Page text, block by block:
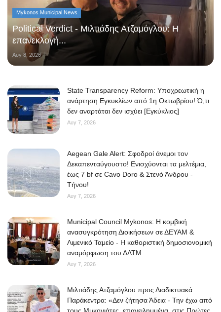
Mykonos Municipal News
Political Verdict - Μιλτιάδης Ατζαμόγλου: Η
επανεκλογή...
Αυγ 8, 2026
State Transparency Reform: Υποχρεωτική η
ανάρτηση Εγκυκλίων από 1η Οκτωβρίου! Ό,τι
δεν αναρτάται δεν ισχύει [Εγκύκλιος]
Αυγ 7, 2026
Aegean Gale Alert: Σφοδροί άνεμοι τον
Δεκαπενταύγουστο! Ενισχύονται τα μελτέμια,
έως 7 bf σε Cavo Doro & Στενό Άνδρου -
Τήνου!
Αυγ 7, 2026
Municipal Council Mykonos: Η κομβική
ανασυγκρότηση Διοικήσεων σε ΔΕΥΑΜ &
Λιμενικό Ταμείο - Η καθοριστική δημοσιονομική
αναμόρφωση του ΔΛΤΜ
Αυγ 7, 2026
Μιλτιάδης Ατζαμόγλου προς Διαδικτυακά
Παράκεντρα: «Δεν ζήτησα Άδεια - Την έχω από